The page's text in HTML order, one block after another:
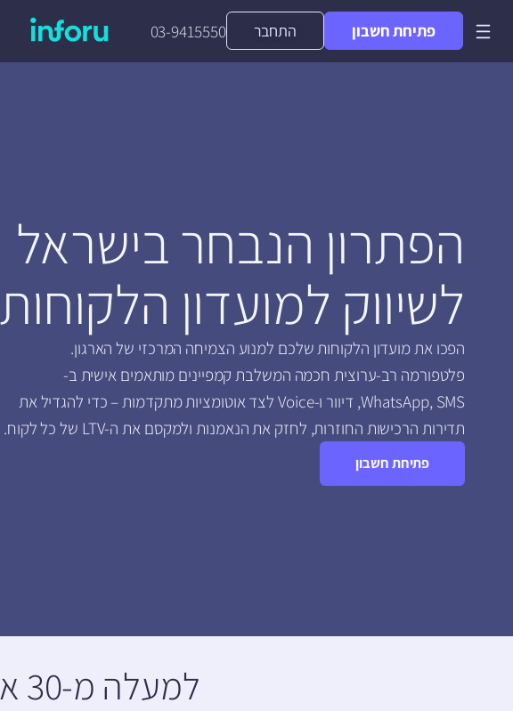
03-9415550 התחבר פתיחת חשבון
הפתרון הנבחר בישראל
לשיווק למועדון הלקוחות
הפכו את מועדון הלקוחות שלכם למנוע הצמיחה המרכזי של הארגון.
פלטפורמה רב-ערוצית חכמה המשלבת קמפיינים מותאמים אישית ב-
WhatsApp, SMS, דיוור ו-Voice לצד אוטומציות מתקדמות – כדי להגדיל את
תדירות הרכישות החוזרות, לחזק את הנאמנות ולמקסם את ה-LTV של כל לקוח.
פתיחת חשבון
למעלה מ-30 אלף לקוחות בוחרים ב-inforu